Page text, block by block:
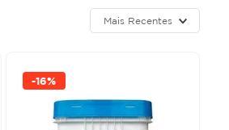
Mais Recentes
-16%